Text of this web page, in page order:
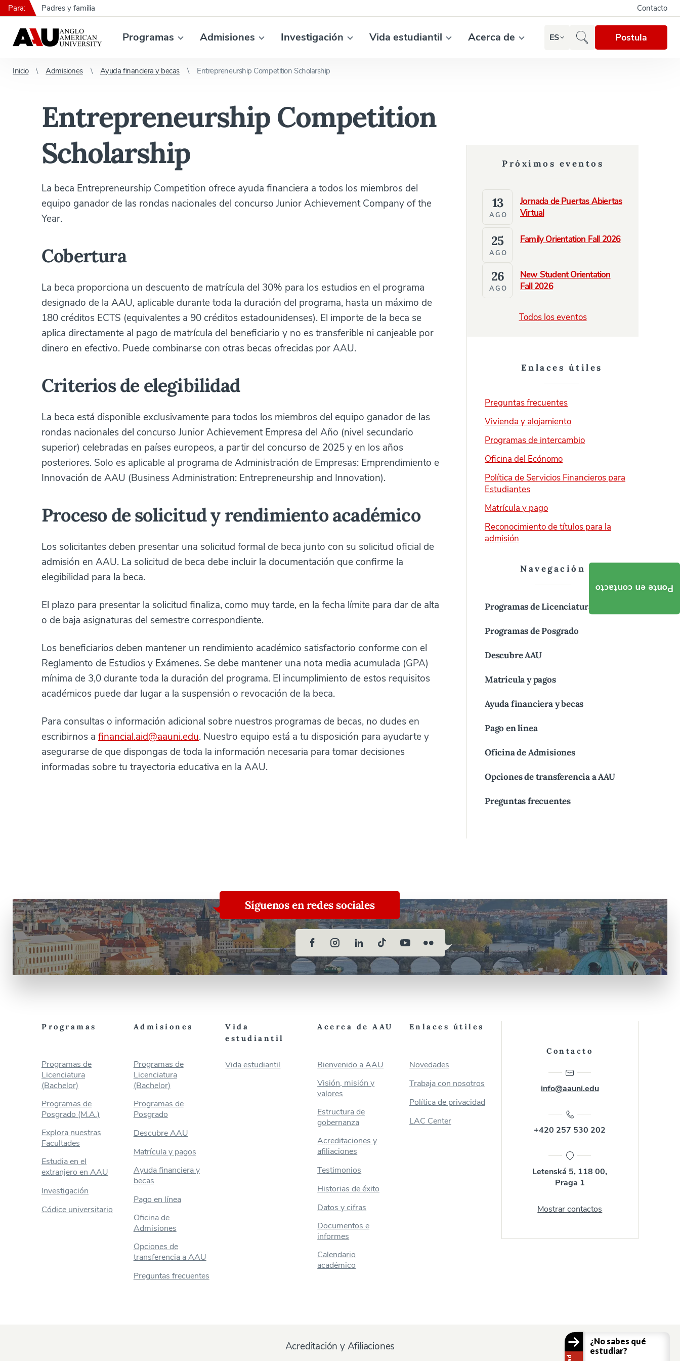
Programas Admisiones Investigación Vida estudiantil Acerca de ES Postula
Para: Padres y familia Contacto
Inicio Admisiones Ayuda financiera y becas Entrepreneurship Competition Scholarship
Entrepreneurship Competition
Scholarship
La beca Entrepreneurship Competition ofrece ayuda financiera a todos los miembros del
equipo ganador de las rondas nacionales del concurso Junior Achievement Company of the
Year.
Cobertura
La beca proporciona un descuento de matrícula del 30% para los estudios en el programa
designado de la AAU, aplicable durante toda la duración del programa, hasta un máximo de
180 créditos ECTS (equivalentes a 90 créditos estadounidenses). El importe de la beca se
aplica directamente al pago de matrícula del beneficiario y no es transferible ni canjeable por
dinero en efectivo. Puede combinarse con otras becas ofrecidas por AAU.
Criterios de elegibilidad
La beca está disponible exclusivamente para todos los miembros del equipo ganador de las
rondas nacionales del concurso Junior Achievement Empresa del Año (nivel secundario
superior) celebradas en países europeos, a partir del concurso de 2025 y en los años
posteriores. Solo es aplicable al programa de Administración de Empresas: Emprendimiento e
Innovación de AAU (Business Administration: Entrepreneurship and Innovation).
Proceso de solicitud y rendimiento académico
Los solicitantes deben presentar una solicitud formal de beca junto con su solicitud oficial de
admisión en AAU. La solicitud de beca debe incluir la documentación que confirme la
elegibilidad para la beca.
El plazo para presentar la solicitud finaliza, como muy tarde, en la fecha límite para dar de alta
o de baja asignaturas del semestre correspondiente.
Los beneficiarios deben mantener un rendimiento académico satisfactorio conforme con el
Reglamento de Estudios y Exámenes. Se debe mantener una nota media acumulada (GPA)
mínima de 3,0 durante toda la duración del programa. El incumplimiento de estos requisitos
académicos puede dar lugar a la suspensión o revocación de la beca.
Para consultas o información adicional sobre nuestros programas de becas, no dudes en
escribirnos a financial.aid@aauni.edu. Nuestro equipo está a tu disposición para ayudarte y
asegurarse de que dispongas de toda la información necesaria para tomar decisiones
informadas sobre tu trayectoria educativa en la AAU.
Próximos eventos
Jornada de Puertas Abiertas
Virtual
13
AGO
Family Orientation Fall 2026
25
AGO
New Student Orientation
Fall 2026
26
AGO
Todos los eventos
Enlaces útiles
Preguntas frecuentes
Vivienda y alojamiento
Programas de intercambio
Oficina del Ecónomo
Política de Servicios Financieros para
Estudiantes
Matrícula y pago
Reconocimiento de títulos para la
admisión
Navegación
Programas de Licenciatura (Bachelor)
Programas de Posgrado
Descubre AAU
Matrícula y pagos
Ayuda financiera y becas
Pago en línea
Oficina de Admisiones
Opciones de transferencia a AAU
Preguntas frecuentes
Síguenos en redes sociales
Programas
Programas de
Licenciatura
(Bachelor)
Programas de
Posgrado (M.A.)
Explora nuestras
Facultades
Estudia en el
extranjero en AAU
Investigación
Códice universitario
Admisiones
Programas de
Licenciatura
(Bachelor)
Programas de
Posgrado
Descubre AAU
Matrícula y pagos
Ayuda financiera y
becas
Pago en línea
Oficina de
Admisiones
Opciones de
transferencia a AAU
Preguntas frecuentes
Vida
estudiantil
Vida estudiantil
Acerca de AAU
Bienvenido a AAU
Visión, misión y
valores
Estructura de
gobernanza
Acreditaciones y
afiliaciones
Testimonios
Historias de éxito
Datos y cifras
Documentos e
informes
Calendario
académico
Enlaces útiles
Novedades
Trabaja con nosotros
Política de privacidad
LAC Center
Contacto
info@aauni.edu
+420 257 530 202
Letenská 5, 118 00,
Praga 1
Mostrar contactos
Acreditación y Afiliaciones
Ponte en contacto
¿No sabes qué
estudiar?